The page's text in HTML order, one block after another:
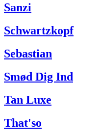
Sanzi
Schwartzkopf
Sebastian
Smød Dig Ind
Tan Luxe
That'so